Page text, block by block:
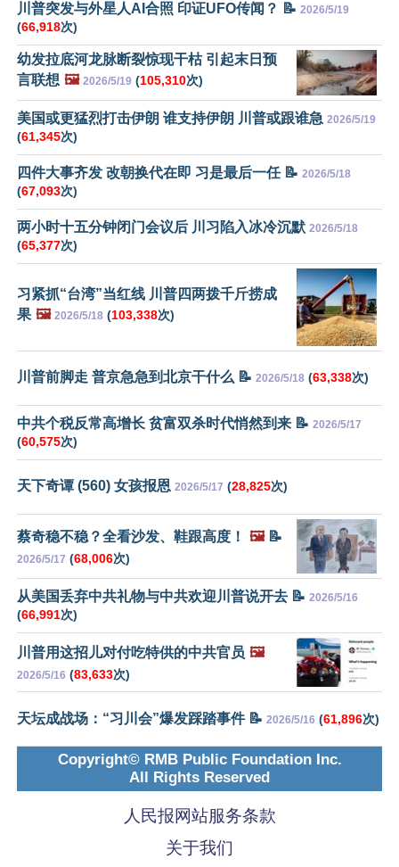
川普突发与外星人AI合照 印证UFO传闻？ 📝 2026/5/19
(66,918次)
幼发拉底河龙脉断裂惊现干枯 引起末日预
言联想 🖼️ 2026/5/19 (105,310次)
美国或更猛烈打击伊朗 谁支持伊朗 川普或跟谁急 2026/5/19
(61,345次)
四件大事齐发 改朝换代在即 习是最后一任 📝 2026/5/18
(67,093次)
两小时十五分钟闭门会议后 川习陷入冰冷沉默 2026/5/18
(65,377次)
习紧抓“台湾”当红线 川普四两拨千斤捞成
果 🖼️ 2026/5/18 (103,338次)
川普前脚走 普京急急到北京干什么 📝 2026/5/18 (63,338次)
中共个税反常高增长 贫富双杀时代悄然到来 📝 2026/5/17
(60,575次)
天下奇谭 (560) 女孩报恩 2026/5/17 (28,825次)
蔡奇稳不稳？全看沙发、鞋跟高度！ 🖼️📝
2026/5/17 (68,006次)
从美国丢弃中共礼物与中共欢迎川普说开去 📝 2026/5/16
(66,991次)
川普用这招儿对付吃特供的中共官员 🖼️
2026/5/16 (83,633次)
天坛成战场：“习川会”爆发踩踏事件 📝 2026/5/16 (61,896次)
Copyright© RMB Public Foundation Inc.
All Rights Reserved
人民报网站服务条款
关于我们